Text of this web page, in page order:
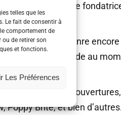
telles que les
Le fait de consentir à
comportement de
de retirer son
et fonctions.
Les Préférences
d’une trilogie
d’un genre
prenait le monde au
et ses paris, ses
Poppy Brite, et bien